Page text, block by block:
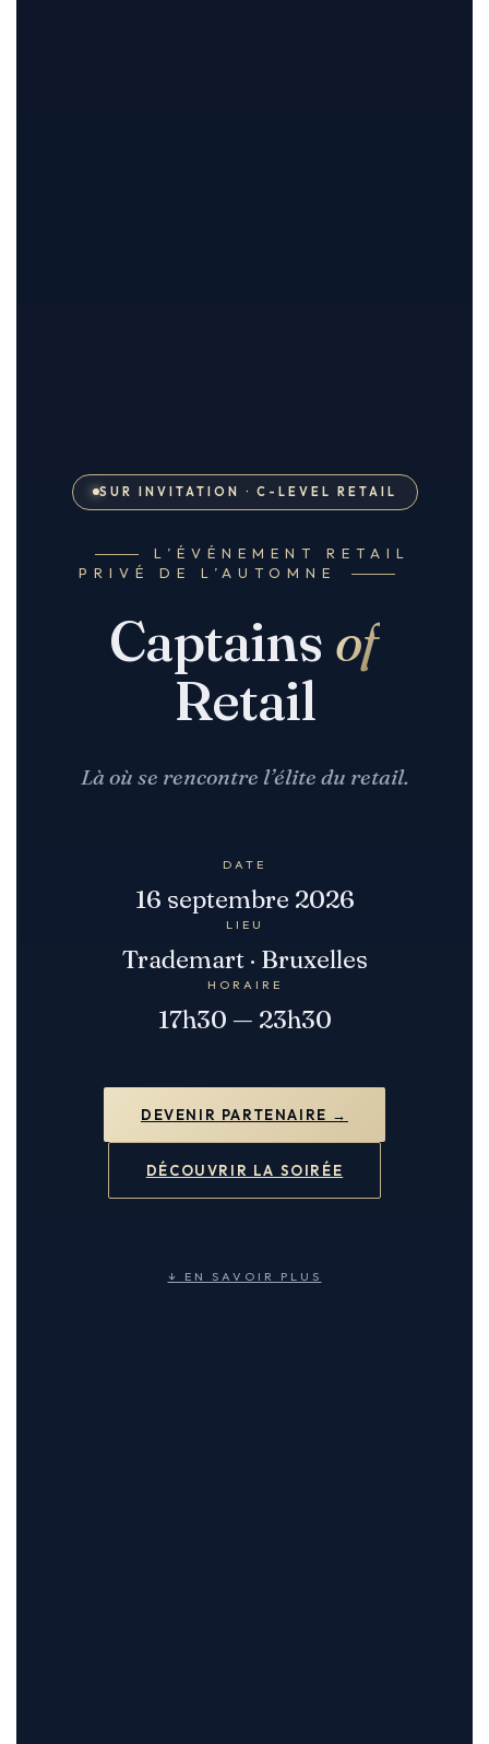
SUR INVITATION · C-LEVEL RETAIL
L’ÉVÉNEMENT RETAIL
PRIVÉ DE L’AUTOMNE
Captains of
Retail
Là où se rencontre l’élite du retail.
DATE
16 septembre 2026
LIEU
Trademart · Bruxelles
HORAIRE
17h30 — 23h30
DEVENIR PARTENAIRE →
DÉCOUVRIR LA SOIRÉE
↓ EN SAVOIR PLUS